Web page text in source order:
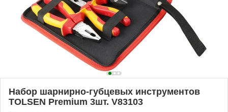
Набор шарнирно-губцевых инструментов
TOLSEN Premium 3шт. V83103